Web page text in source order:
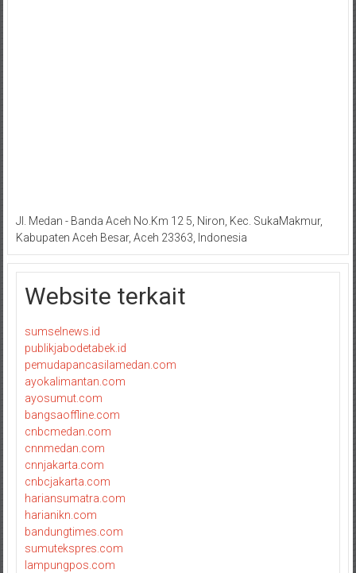
Jl. Medan - Banda Aceh No.Km 12 5, Niron, Kec. SukaMakmur,
Kabupaten Aceh Besar, Aceh 23363, Indonesia
Website terkait
sumselnews.id
publikjabodetabek.id
pemudapancasilamedan.com
ayokalimantan.com
ayosumut.com
bangsaoffline.com
cnbcmedan.com
cnnmedan.com
cnnjakarta.com
cnbcjakarta.com
hariansumatra.com
harianikn.com
bandungtimes.com
sumutekspres.com
lampungpos.com